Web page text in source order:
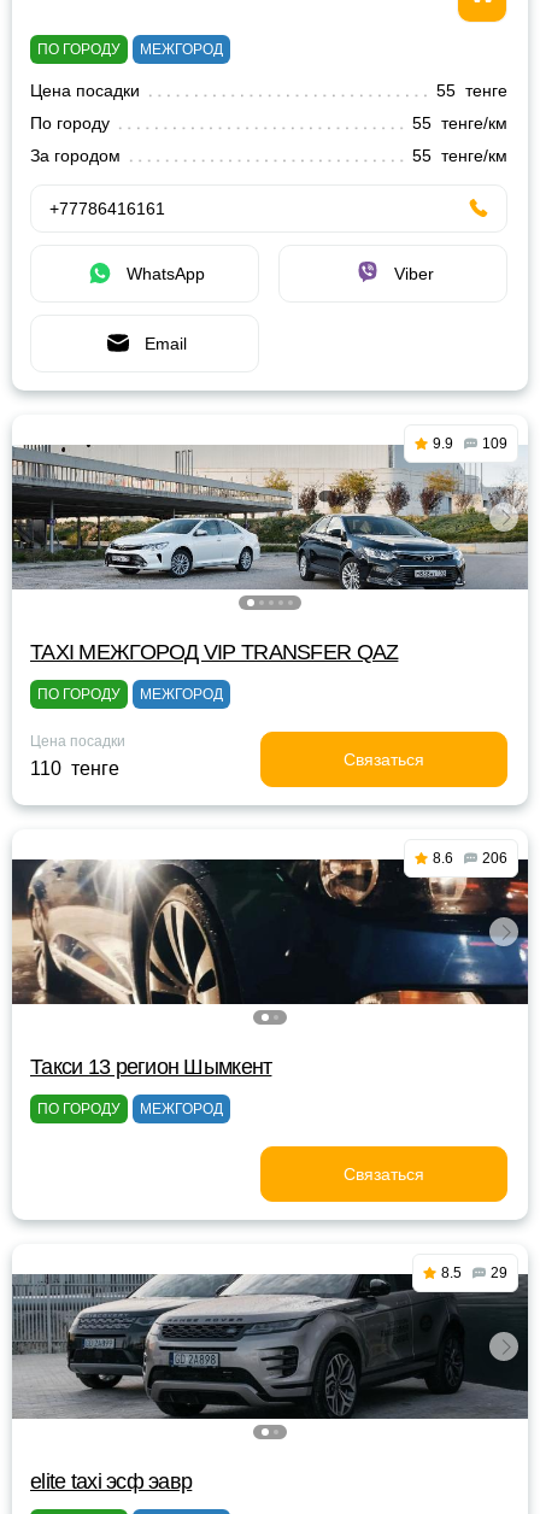
ПО ГОРОДУ МЕЖГОРОД
Цена посадки
55 тенге
По городу
55 тенге/км
За городом
55 тенге/км
+77786416161
WhatsApp Viber
Email
9.9 109
TAXI МЕЖГОРОД VIP TRANSFER QАZ
ПО ГОРОДУ МЕЖГОРОД
Цена посадки
110 тенге Связаться
8.6 206
Такси 13 регион Шымкент
ПО ГОРОДУ МЕЖГОРОД
Связаться
8.5 29
elite taxi эсф эавр